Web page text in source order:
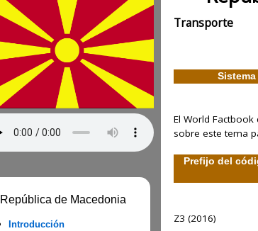
República de Macedonia
Introducción
Transporte
El World
sobre este tema
Prefijo del
Z3 (2016)